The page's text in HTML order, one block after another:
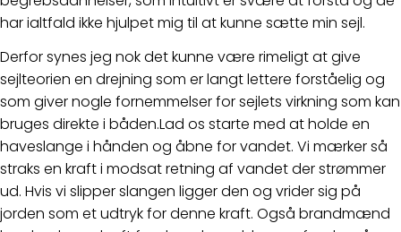
har ialtfald ikke hjulpet mig til at kunne sætte min sejl.
Derfor synes jeg nok det kunne være rimeligt at give
sejlteorien en drejning som er langt lettere forståelig og
som giver nogle fornemmelser for sejlets virkning som kan
bruges direkte i båden.Lad os starte med at holde en
haveslange i hånden og åbne for vandet. Vi mærker så
straks en kraft i modsat retning af vandet der strømmer
ud. Hvis vi slipper slangen ligger den og vrider sig på
jorden som et udtryk for denne kraft. Også brandmænd